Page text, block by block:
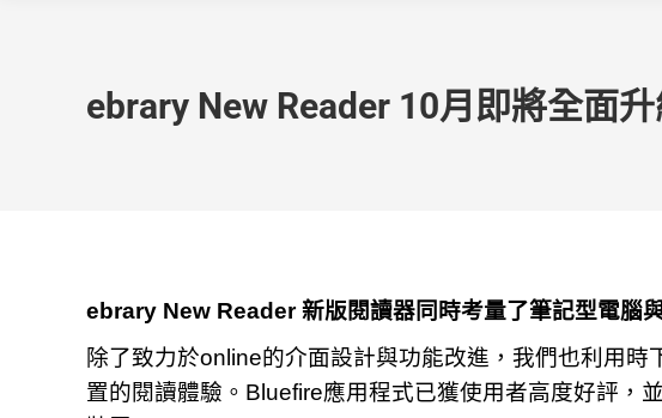
ebrary New Reader 10月即將全面
ebrary New Reader 新版閱讀器同時考量了筆記型電腦
除了致力於online的介面設計與功能改進，我們也利用
置的閱讀體驗。Bluefire應用程式已獲使用者高度好評，